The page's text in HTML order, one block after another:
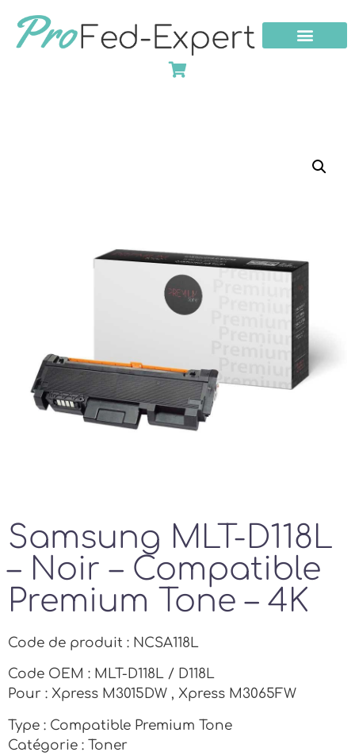
Samsung MLT-D118L
– Noir – Compatible
Premium Tone – 4K
Code de produit : NCSA118L
Code OEM : MLT-D118L / D118L
Pour : Xpress M3015DW , Xpress M3065FW
Type : Compatible Premium Tone
Catégorie : Toner